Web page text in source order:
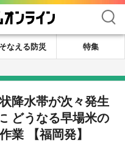
検索
そなえる防災
特集
降水帯が次々発生
どうなる早場米の
業 【福岡発】